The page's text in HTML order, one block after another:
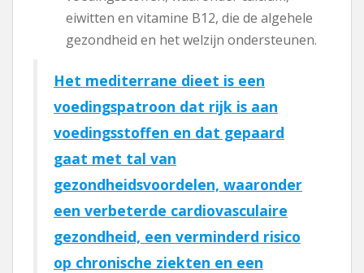
eiwitten en vitamine B12, die de algehele
gezondheid en het welzijn ondersteunen.
Het mediterrane dieet is een
voedingspatroon dat rijk is aan
voedingsstoffen en dat gepaard
gaat met tal van
gezondheidsvoordelen, waaronder
een verbeterde cardiovasculaire
gezondheid, een verminderd risico
op chronische ziekten en een